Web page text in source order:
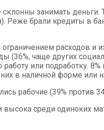
занимать
Реже брали кредиты в
расходов
(36%, чаще других
или подработку.
в наличной форме или
рабочие (39% против
среди одиноких